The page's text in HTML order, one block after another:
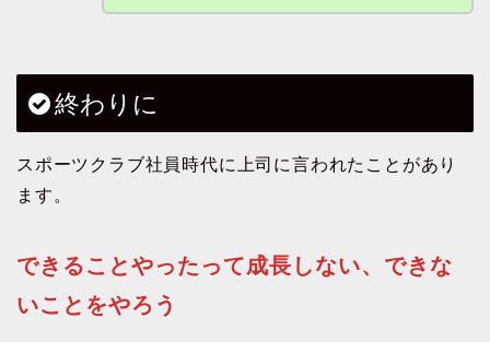
終わりに
スポーツクラブ社員時代に上司に言われたことがあり
ます。
できることやったって成長しない、できな
いことをやろう